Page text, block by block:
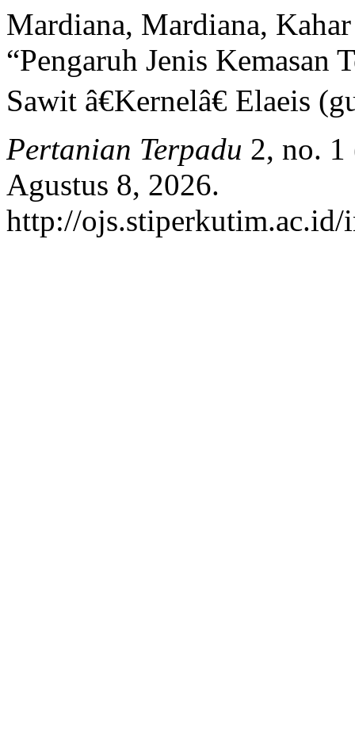
Mardiana, Mardiana,
“Pengaruh Jenis Kemasan
Sawit â€Kernelâ€ Elaeis
Pertanian Terpadu 2, no. 1
Agustus 8, 2026.
http://